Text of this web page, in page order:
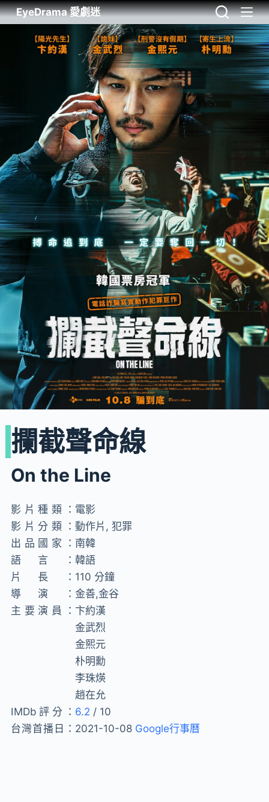
EyeDrama 愛劇迷
攔截聲命線
On the Line
影片種類： 電影
影片分類：動作片, 犯罪
出品國家： 南韓
語言：韓語
片長： 110 分鐘
導演：金善,金谷
主要演員：卞約漢
金武烈
金熙元
朴明勳
李珠煐
趙在允
IMDb評分： 6.2 / 10
台灣首播日： 2021-10-08 Google行事曆